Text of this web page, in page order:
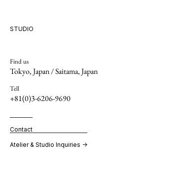
STUDIO
Find us
Tokyo, Japan / Saitama, Japan
Tell
+81(0)3-6206-9690
Contact
Atelier & Studio Inquiries →